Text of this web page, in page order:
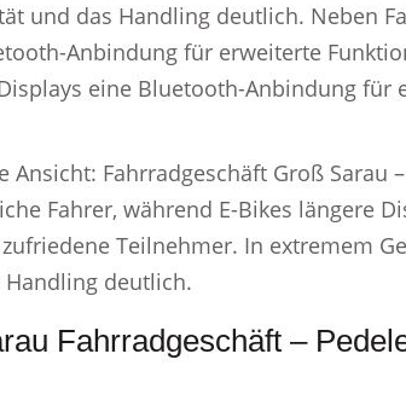
und das Handling deutlich. Neben
Anbindung für erweiterte
eine Bluetooth-Anbindung für
Ansicht: Fahrradgeschäft Groß Sarau
Fahrer, während E-Bikes längere
Teilnehmer. In extremem
deutlich.
Fahrradgeschäft –